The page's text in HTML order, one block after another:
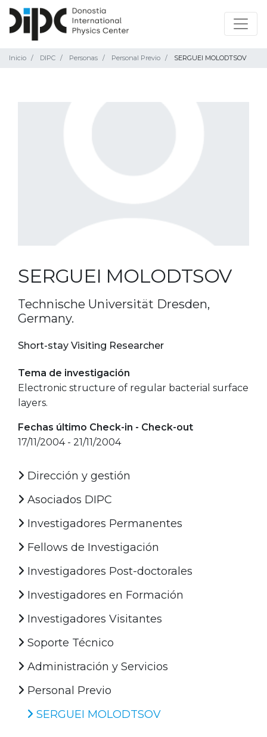
Inicio DIPC Personas Personal Previo SERGUEI MOLODTSOV
SERGUEI MOLODTSOV
Technische Universität Dresden,
Germany.
Short-stay Visiting Researcher
Tema de investigación
Electronic structure of regular bacterial surface
layers.
Fechas último Check-in - Check-out
17/11/2004 - 21/11/2004
Dirección y gestión
Asociados DIPC
Investigadores Permanentes
Fellows de Investigación
Investigadores Post-doctorales
Investigadores en Formación
Investigadores Visitantes
Soporte Técnico
Administración y Servicios
Personal Previo
SERGUEI MOLODTSOV